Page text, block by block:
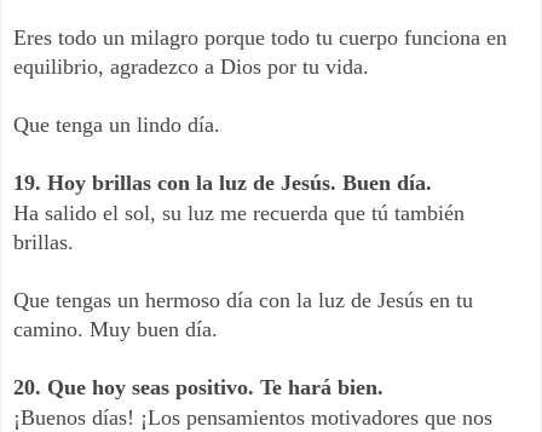
Eres todo un milagro porque todo tu cuerpo funciona en
equilibrio, agradezco a Dios por tu vida.
Que tenga un lindo día.
19. Hoy brillas con la luz de Jesús. Buen día.
Ha salido el sol, su luz me recuerda que tú también
brillas.
Que tengas un hermoso día con la luz de Jesús en tu
camino. Muy buen día.
20. Que hoy seas positivo. Te hará bien.
¡Buenos días! ¡Los pensamientos motivadores que nos